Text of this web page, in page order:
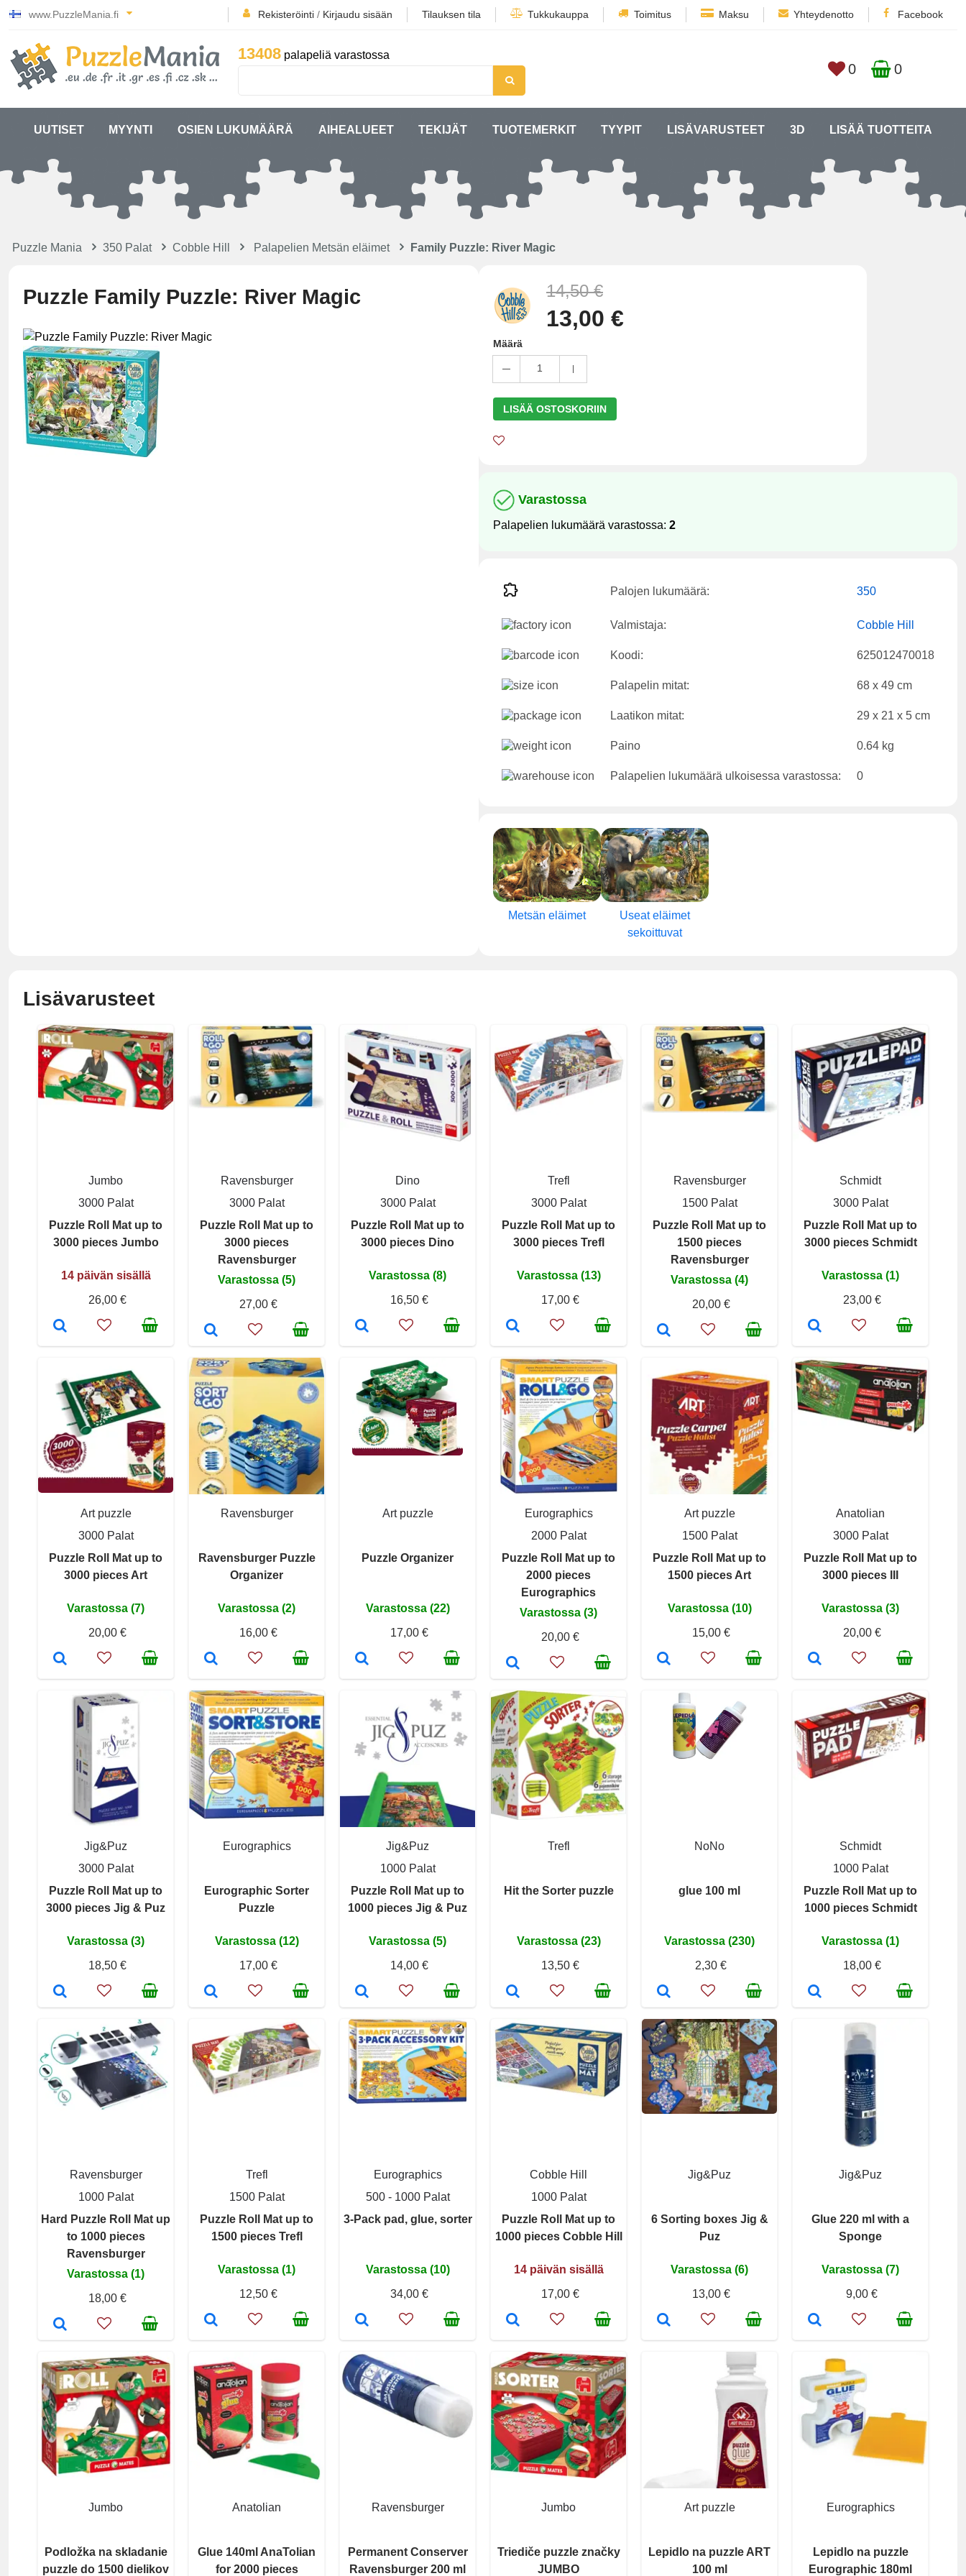
www.PuzzleMania.fi Rekisteröinti / Kirjaudu sisään Tilauksen tila Tukkukauppa Toimitus Maksu Yhteydenotto Facebook
13408 palapeliä varastossa
0 0
UUTISET MYYNTI OSIEN LUKUMÄÄRÄ AIHEALUEET TEKIJÄT TUOTEMERKIT TYYPIT LISÄVARUSTEET 3D LISÄÄ TUOTTEITA
Puzzle Mania 350 Palat Cobble Hill Palapelien Metsän eläimet Family Puzzle: River Magic
Puzzle Family Puzzle: River Magic 14,50 €
13,00 €
Määrä
1
LISÄÄ OSTOSKORIIN
Varastossa
Palapelien lukumäärä varastossa: 2
Palojen lukumäärä: 350
Valmistaja: Cobble Hill
Koodi: 625012470018
Palapelin mitat: 68 x 49 cm
Laatikon mitat: 29 x 21 x 5 cm
Paino 0.64 kg
Palapelien lukumäärä ulkoisessa varastossa: 0
Metsän eläimet
Useat eläimet
sekoittuvat
Lisävarusteet
Jumbo
3000 Palat
Puzzle Roll Mat up to
3000 pieces Jumbo
14 päivän sisällä
26,00 €
Ravensburger
3000 Palat
Puzzle Roll Mat up to
3000 pieces
Ravensburger
Varastossa (5)
27,00 €
Dino
3000 Palat
Puzzle Roll Mat up to
3000 pieces Dino
Varastossa (8)
16,50 €
Trefl
3000 Palat
Puzzle Roll Mat up to
3000 pieces Trefl
Varastossa (13)
17,00 €
Ravensburger
1500 Palat
Puzzle Roll Mat up to
1500 pieces
Ravensburger
Varastossa (4)
20,00 €
Schmidt
3000 Palat
Puzzle Roll Mat up to
3000 pieces Schmidt
Varastossa (1)
23,00 €
Art puzzle
3000 Palat
Puzzle Roll Mat up to
3000 pieces Art
Varastossa (7)
20,00 €
Ravensburger
Ravensburger Puzzle
Organizer
Varastossa (2)
16,00 €
Art puzzle
Puzzle Organizer
Varastossa (22)
17,00 €
Eurographics
2000 Palat
Puzzle Roll Mat up to
2000 pieces
Eurographics
Varastossa (3)
20,00 €
Art puzzle
1500 Palat
Puzzle Roll Mat up to
1500 pieces Art
Varastossa (10)
15,00 €
Anatolian
3000 Palat
Puzzle Roll Mat up to
3000 pieces III
Varastossa (3)
20,00 €
Jig&Puz
3000 Palat
Puzzle Roll Mat up to
3000 pieces Jig & Puz
Varastossa (3)
18,50 €
Eurographics
Eurographic Sorter
Puzzle
Varastossa (12)
17,00 €
Jig&Puz
1000 Palat
Puzzle Roll Mat up to
1000 pieces Jig & Puz
Varastossa (5)
14,00 €
Trefl
Hit the Sorter puzzle
Varastossa (23)
13,50 €
NoNo
glue 100 ml
Varastossa (230)
2,30 €
Schmidt
1000 Palat
Puzzle Roll Mat up to
1000 pieces Schmidt
Varastossa (1)
18,00 €
Ravensburger
1000 Palat
Hard Puzzle Roll Mat up
to 1000 pieces
Ravensburger
Varastossa (1)
18,00 €
Trefl
1500 Palat
Puzzle Roll Mat up to
1500 pieces Trefl
Varastossa (1)
12,50 €
Eurographics
500 - 1000 Palat
3-Pack pad, glue, sorter
Varastossa (10)
34,00 €
Cobble Hill
1000 Palat
Puzzle Roll Mat up to
1000 pieces Cobble Hill
14 päivän sisällä
17,00 €
Jig&Puz
6 Sorting boxes Jig &
Puz
Varastossa (6)
13,00 €
Jig&Puz
Glue 220 ml with a
Sponge
Varastossa (7)
9,00 €
Jumbo
Podložka na skladanie
puzzle do 1500 dielikov
Anatolian
Glue 140ml AnaTolian
for 2000 pieces
Ravensburger
Permanent Conserver
Ravensburger 200 ml
Jumbo
Triediče puzzle značky
JUMBO
Art puzzle
Lepidlo na puzzle ART
100 ml
Eurographics
Lepidlo na puzzle
Eurographic 180ml